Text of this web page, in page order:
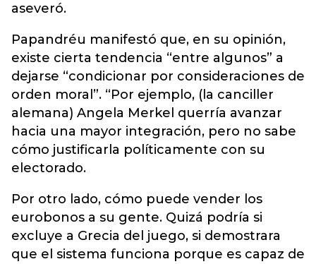
aseveró.
Papandréu manifestó que, en su opinión,
existe cierta tendencia “entre algunos” a
dejarse “condicionar por consideraciones de
orden moral”. “Por ejemplo, (la canciller
alemana) Angela Merkel querría avanzar
hacia una mayor integración, pero no sabe
cómo justificarla políticamente con su
electorado.
Por otro lado, cómo puede vender los
eurobonos a su gente. Quizá podría si
excluye a Grecia del juego, si demostrara
que el sistema funciona porque es capaz de